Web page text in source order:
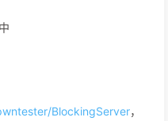
BlockingServer，